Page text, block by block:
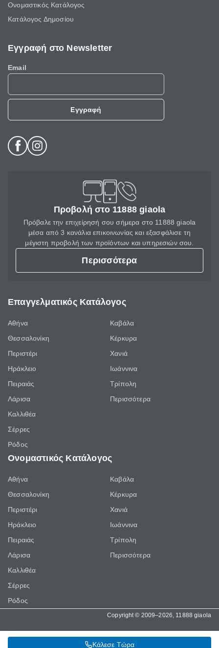
Κάλεσε Τώρα
Ονομαστικός Κατάλογος
Κατάλογος Δημοσίου
Εγγραφή στο Newsletter
Email
Εγγραφή
Προβολή στο 11888 giaola
Πρόβαλε την επιχείρησή σου σήμερα στο 11888 giaola
μέσα από 3 κανάλια επικοινωνίας και εξασφάλισε τη
μέγιστη προβολή των προϊόντων και υπηρεσιών σου.
Περισσότερα
Επαγγελματικός Κατάλογος
Αθήνα
Θεσσαλονίκη
Περιστέρι
Ηράκλειο
Πειραιάς
Λάρισα
Καλλιθέα
Σέρρες
Ρόδος
Καβάλα
Κέρκυρα
Χανιά
Ιωάννινα
Τρίπολη
Περισσότερα
Ονομαστικός Κατάλογος
Αθήνα
Θεσσαλονίκη
Περιστέρι
Ηράκλειο
Πειραιάς
Λάρισα
Καλλιθέα
Σέρρες
Ρόδος
Καβάλα
Κέρκυρα
Χανιά
Ιωάννινα
Τρίπολη
Περισσότερα
Copyright © 2009–2026, 11888 giaola